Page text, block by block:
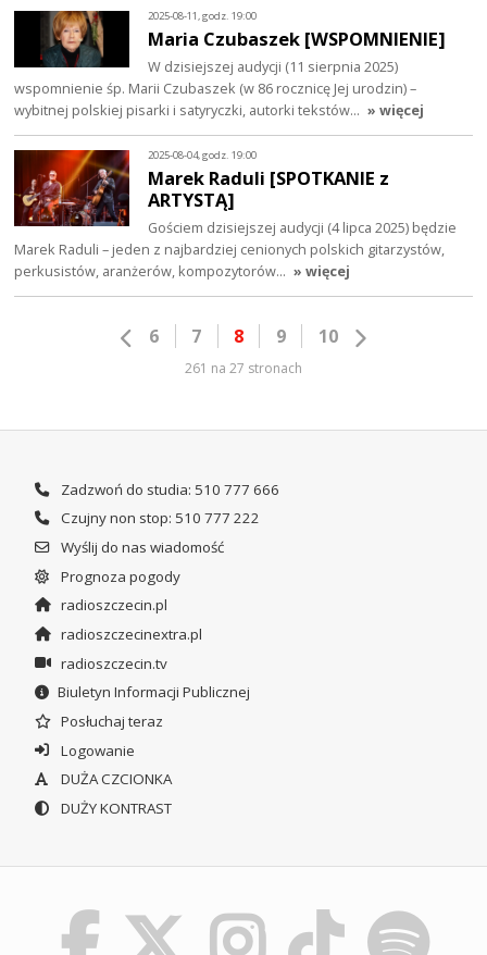
2025-08-11, godz. 19:00
Maria Czubaszek [WSPOMNIENIE]
W dzisiejszej audycji (11 sierpnia 2025)
wspomnienie śp. Marii Czubaszek (w 86 rocznicę Jej urodzin) –
wybitnej polskiej pisarki i satyryczki, autorki tekstów… » więcej
2025-08-04, godz. 19:00
Marek Raduli [SPOTKANIE z
ARTYSTĄ]
Gościem dzisiejszej audycji (4 lipca 2025) będzie
Marek Raduli – jeden z najbardziej cenionych polskich gitarzystów,
perkusistów, aranżerów, kompozytorów… » więcej
6 7 8 9 10
261 na 27 stronach
Zadzwoń do studia: 510 777 666
Czujny non stop: 510 777 222
Wyślij do nas wiadomość
Prognoza pogody
radioszczecin.pl
radioszczecinextra.pl
radioszczecin.tv
Biuletyn Informacji Publicznej
Posłuchaj teraz
Logowanie
DUŻA CZCIONKA
DUŻY KONTRAST